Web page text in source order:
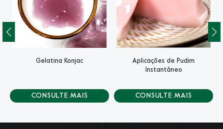
Gelatina Konjac
CONSULTE MAIS
Aplicações de Pudim
Instantâneo
CONSULTE MAIS